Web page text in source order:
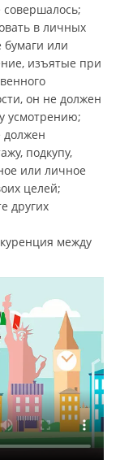
в личных
или
изъятые при
он не должен
усмотрению;
должен
подкупу,
или личное
целей;
других
между